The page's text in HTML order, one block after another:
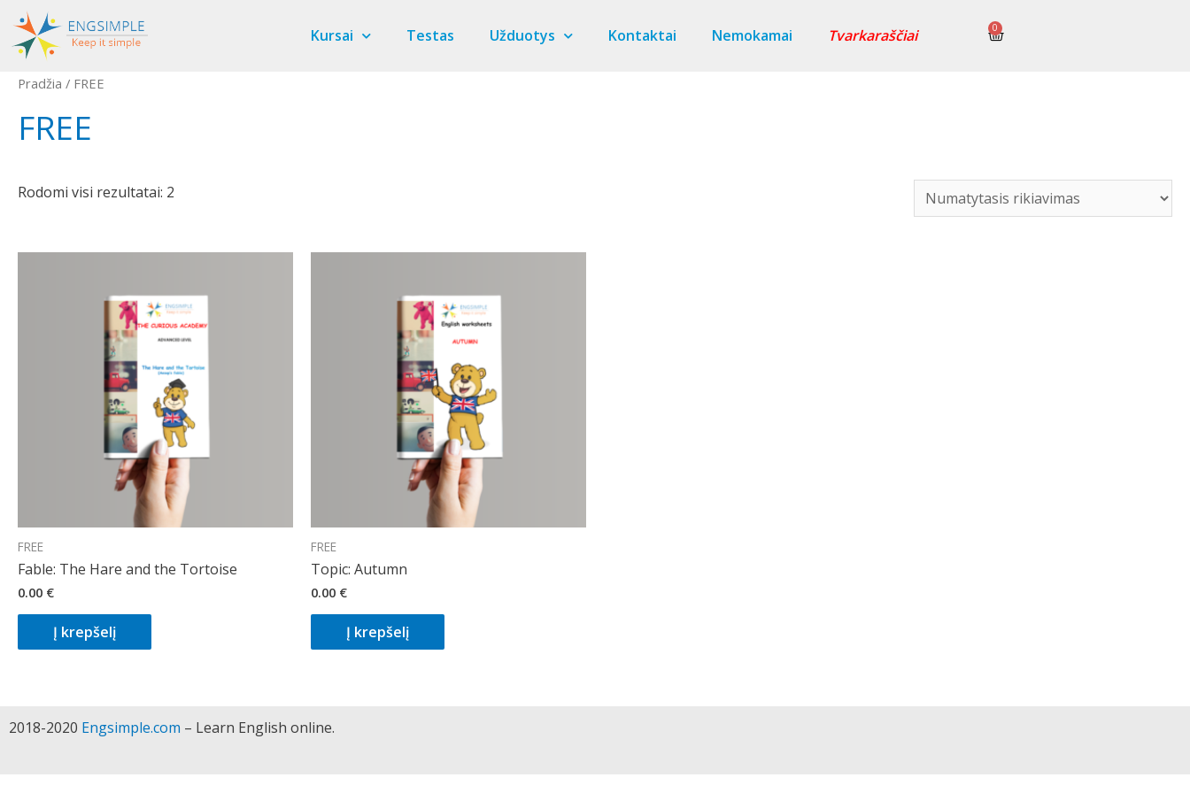
Kursai Testas Užduotys Kontaktai Nemokamai Tvarkaraščiai 0
Pradžia / FREE
FREE
Rodomi visi rezultatai: 2
FREE
Fable: The Hare and the Tortoise
0.00 €
Į krepšelį
FREE
Topic: Autumn
0.00 €
Į krepšelį
2018-2020 Engsimple.com – Learn English online.